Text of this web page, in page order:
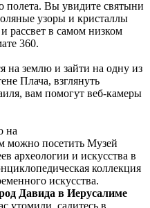
полета. Вы увидите святыни
узоры и кристаллы
рассвет в самом низком
360.
на землю и зайти на одну из
Плача, взглянуть
вам помогут веб-камеры
на
можно посетить Музей
археологии и искусства в
коллекция
искусства.
Давида в Иерусалиме